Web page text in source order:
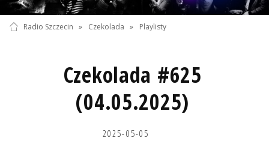
Radio Szczecin » Czekolada » Playlisty
Czekolada #625
(04.05.2025)
2025-05-05